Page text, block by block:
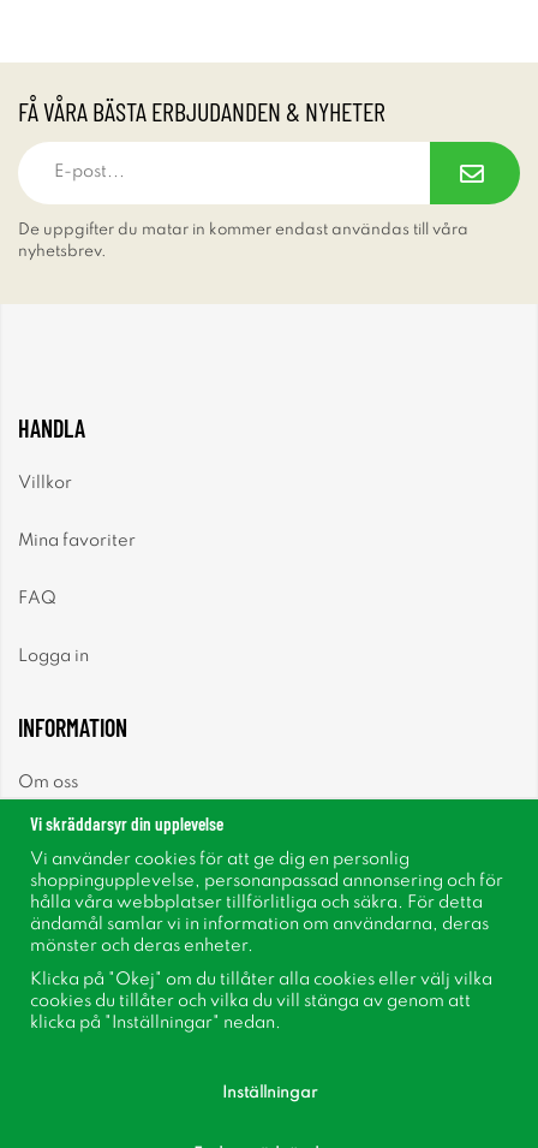
FÅ VÅRA BÄSTA ERBJUDANDEN & NYHETER
De uppgifter du matar in kommer endast användas till våra
nyhetsbrev.
HANDLA
Villkor
Mina favoriter
FAQ
Logga in
INFORMATION
Om oss
Nyhetsbrev
Om cookies
Inspiration
Vi skräddarsyr din upplevelse
Vi använder cookies för att ge dig en personlig
shoppingupplevelse, personanpassad annonsering och för
hålla våra webbplatser tillförlitliga och säkra. För detta
ändamål samlar vi in information om användarna, deras
mönster och deras enheter.
Klicka på "Okej" om du tillåter alla cookies eller välj vilka
cookies du tillåter och vilka du vill stänga av genom att
klicka på "Inställningar" nedan.
Inställningar